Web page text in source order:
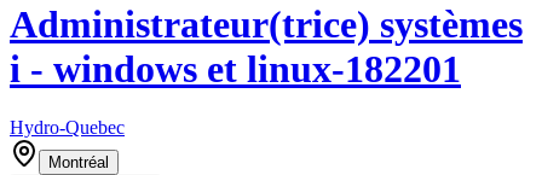
Administrateur(trice) systèmes
i - windows et linux-182201
Hydro-Quebec
Montréal